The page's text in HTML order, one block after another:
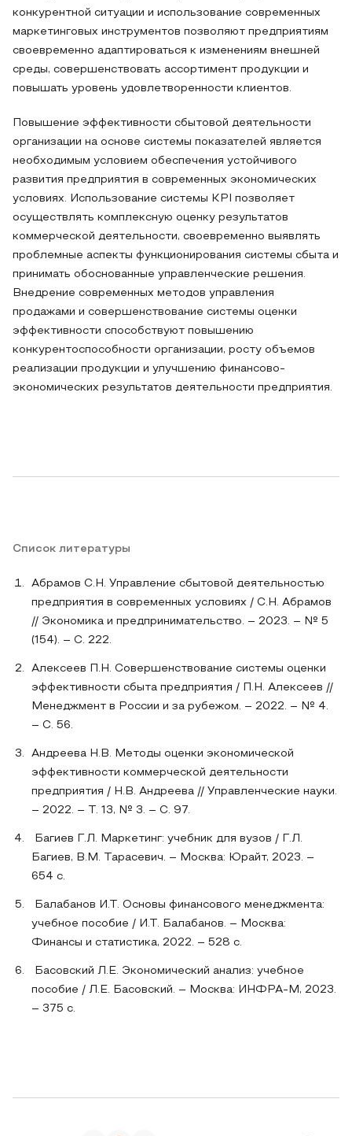
конкурентной ситуации и использование современных
маркетинговых инструментов позволяют предприятиям
своевременно адаптироваться к изменениям внешней
среды, совершенствовать ассортимент продукции и
повышать уровень удовлетворенности клиентов.
Повышение эффективности сбытовой деятельности
организации на основе системы показателей является
необходимым условием обеспечения устойчивого
развития предприятия в современных экономических
условиях. Использование системы KPI позволяет
осуществлять комплексную оценку результатов
коммерческой деятельности, своевременно выявлять
проблемные аспекты функционирования системы сбыта и
принимать обоснованные управленческие решения.
Внедрение современных методов управления
продажами и совершенствование системы оценки
эффективности способствуют повышению
конкурентоспособности организации, росту объемов
реализации продукции и улучшению финансово-
экономических результатов деятельности предприятия.
Список литературы
Абрамов С.Н. Управление сбытовой деятельностью
предприятия в современных условиях / С.Н. Абрамов
// Экономика и предпринимательство. – 2023. – № 5
(154). – С. 222.
Алексеев П.Н. Совершенствование системы оценки
эффективности сбыта предприятия / П.Н. Алексеев //
Менеджмент в России и за рубежом. – 2022. – № 4.
– С. 56.
Андреева Н.В. Методы оценки экономической
эффективности коммерческой деятельности
предприятия / Н.В. Андреева // Управленческие науки.
– 2022. – Т. 13, № 3. – С. 97.
Багиев Г.Л. Маркетинг: учебник для вузов / Г.Л.
Багиев, В.М. Тарасевич. – Москва: Юрайт, 2023. –
654 с.
Балабанов И.Т. Основы финансового менеджмента:
учебное пособие / И.Т. Балабанов. – Москва:
Финансы и статистика, 2022. – 528 с.
Басовский Л.Е. Экономический анализ: учебное
пособие / Л.Е. Басовский. – Москва: ИНФРА-М, 2023.
– 375 с.